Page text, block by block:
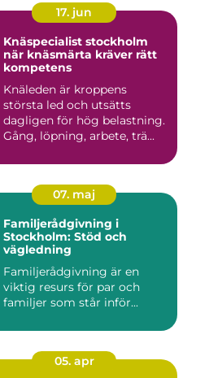
17. jun
Knäspecialist stockholm
när knäsmärta kräver rätt
kompetens
Knäleden är kroppens
största led och utsätts
dagligen för hög belastning.
Gång, löpning, arbete, trä...
07. maj
Familjerådgivning i
Stockholm: Stöd och
vägledning
Familjerådgivning är en
viktig resurs för par och
familjer som står inför...
05. apr